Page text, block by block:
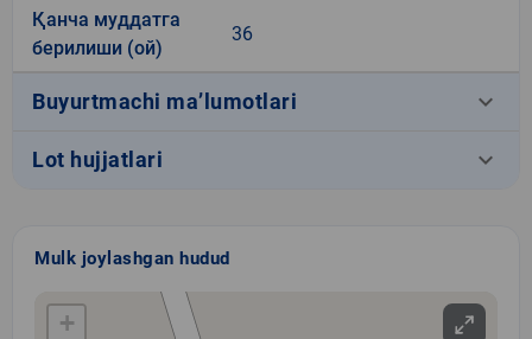
Қанча муддатга
берилиши (ой)
36
Buyurtmachi ma’lumotlari keyboard_arrow_down
Lot hujjatlari keyboard_arrow_down
Mulk joylashgan hudud
+